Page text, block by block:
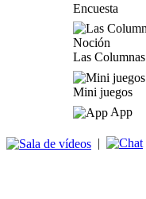
Encuesta
Las Columnas
Mini juegos
App
|